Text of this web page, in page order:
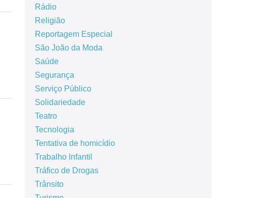
Rádio
Religião
Reportagem Especial
São João da Moda
Saúde
Segurança
Serviço Público
Solidariedade
Teatro
Tecnologia
Tentativa de homicídio
Trabalho Infantil
Tráfico de Drogas
Trânsito